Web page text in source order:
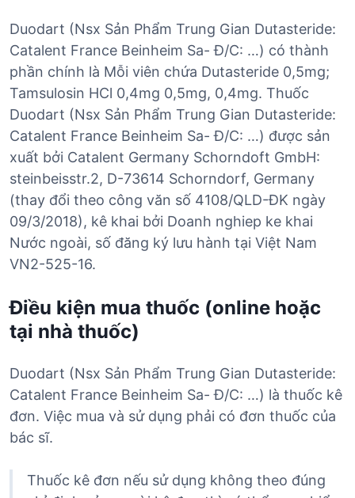
Duodart (Nsx Sản Phẩm Trung Gian Dutasteride:
Catalent France Beinheim Sa- Đ/C: …) có thành
phần chính là Mỗi viên chứa Dutasteride 0,5mg;
Tamsulosin HCl 0,4mg 0,5mg, 0,4mg. Thuốc
Duodart (Nsx Sản Phẩm Trung Gian Dutasteride:
Catalent France Beinheim Sa- Đ/C: …) được sản
xuất bởi Catalent Germany Schorndoft GmbH:
steinbeisstr.2, D-73614 Schorndorf, Germany
(thay đổi theo công văn số 4108/QLD-ĐK ngày
09/3/2018), kê khai bởi Doanh nghiep ke khai
Nước ngoài, số đăng ký lưu hành tại Việt Nam
VN2-525-16.
Điều kiện mua thuốc (online hoặc
tại nhà thuốc)
Duodart (Nsx Sản Phẩm Trung Gian Dutasteride:
Catalent France Beinheim Sa- Đ/C: …) là thuốc kê
đơn. Việc mua và sử dụng phải có đơn thuốc của
bác sĩ.
Thuốc kê đơn nếu sử dụng không theo đúng